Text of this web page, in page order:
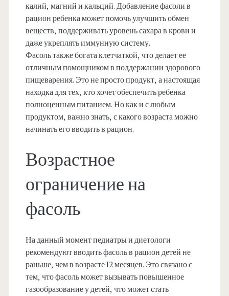
калий, магний и кальций. Добавление фасоли в
рацион ребенка может помочь улучшить обмен
веществ, поддерживать уровень сахара в крови и
даже укреплять иммунную систему.
Фасоль также богата клетчаткой, что делает ее
отличным помощником в поддержании здорового
пищеварения. Это не просто продукт, а настоящая
находка для тех, кто хочет обеспечить ребенка
полноценным питанием. Но как и с любым
продуктом, важно знать, с какого возраста можно
начинать его вводить в рацион.
Возрастное
ограничение на
фасоль
На данный момент педиатры и диетологи
рекомендуют вводить фасоль в рацион детей не
раньше, чем в возрасте 12 месяцев. Это связано с
тем, что фасоль может вызывать повышенное
газообразование у детей, что может стать